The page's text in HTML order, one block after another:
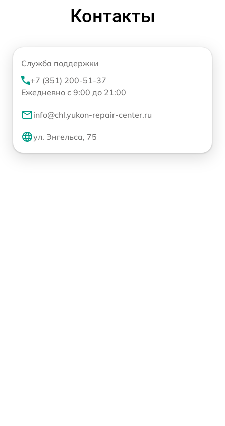
Контакты
Служба поддержки
+7 (351) 200-51-37
Ежедневно с 9:00 до 21:00
info@chl.yukon-repair-center.ru
ул. Энгельса, 75